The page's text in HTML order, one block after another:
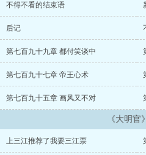
不得不看的结束语
后记
第七百九十九章 都付笑谈中
第七百九十七章 帝王心术
第七百九十五章 画风又不对
《大明官
上三江推荐了我要三江票